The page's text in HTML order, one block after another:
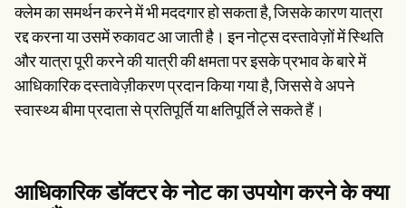
क्लेम का समर्थन करने में भी मददगार हो सकता है, जिसके कारण यात्रा
रद्द करना या उसमें रुकावट आ जाती है। इन नोट्स दस्तावेज़ों में स्थिति
और यात्रा पूरी करने की यात्री की क्षमता पर इसके प्रभाव के बारे में
आधिकारिक दस्तावेज़ीकरण प्रदान किया गया है, जिससे वे अपने
स्वास्थ्य बीमा प्रदाता से प्रतिपूर्ति या क्षतिपूर्ति ले सकते हैं।
आधिकारिक डॉक्टर के नोट का उपयोग करने के क्या